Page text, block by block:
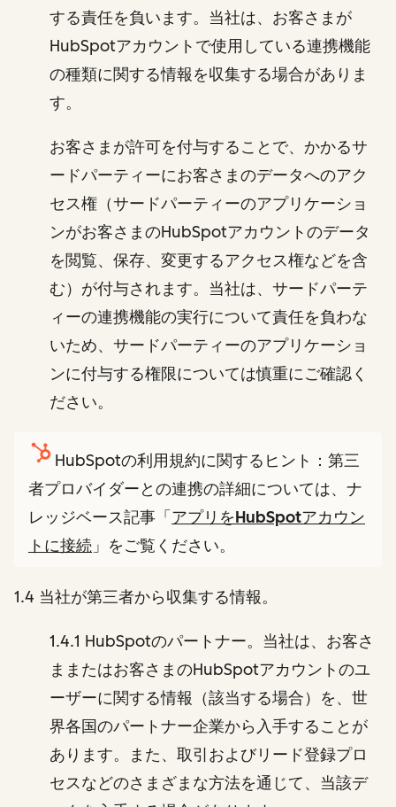
する責任を負います。当社は、お客さまが
HubSpotアカウントで使用している連携機能
の種類に関する情報を収集する場合がありま
す。
お客さまが許可を付与することで、かかるサ
ードパーティーにお客さまのデータへのアク
セス権（サードパーティーのアプリケーショ
ンがお客さまのHubSpotアカウントのデータ
を閲覧、保存、変更するアクセス権などを含
む）が付与されます。当社は、サードパーテ
ィーの連携機能の実行について責任を負わな
いため、サードパーティーのアプリケーショ
ンに付与する権限については慎重にご確認く
ださい。
HubSpotの利用規約に関するヒント：第三
者プロバイダーとの連携の詳細については、ナ
レッジベース記事「 アプリをHubSpotアカウン
トに接続 」をご覧ください。
1.4 当社が第三者から収集する情報。
1.4.1 HubSpotのパートナー。当社は、お客さ
ままたはお客さまのHubSpotアカウントのユ
ーザーに関する情報（該当する場合）を、世
界各国のパートナー企業から入手することが
あります。また、取引およびリード登録プロ
セスなどのさまざまな方法を通じて、当該デ